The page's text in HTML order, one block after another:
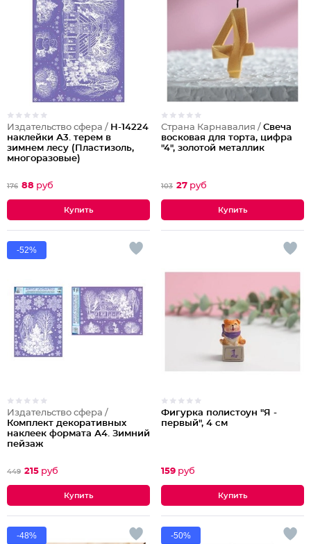
Издательство сфера / Н-14224
наклейки А3. терем в
зимнем лесу (Пластизоль,
многоразовые)
176 88 руб
Страна Карнавалия / Свеча
восковая для торта, цифра
"4", золотой металлик
103 27 руб
-52%
Издательство сфера /
Комплект декоративных
наклеек формата А4. Зимний
пейзаж
449 215 руб
Фигурка полистоун "Я -
первый", 4 см
159 руб
-48% -50%